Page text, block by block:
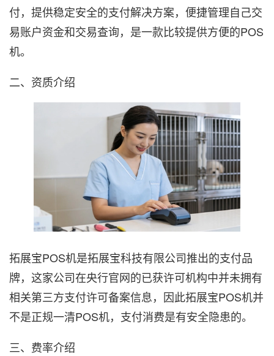
付，提供稳定安全的支付解决方案，便捷管理自己交
易账户资金和交易查询，是一款比较提供方便的POS
机。
二、资质介绍
拓展宝POS机是拓展宝科技有限公司推出的支付品
牌，这家公司在央行官网的已获许可机构中并未拥有
相关第三方支付许可备案信息，因此拓展宝POS机并
不是正规一清POS机，支付消费是有安全隐患的。
三、费率介绍